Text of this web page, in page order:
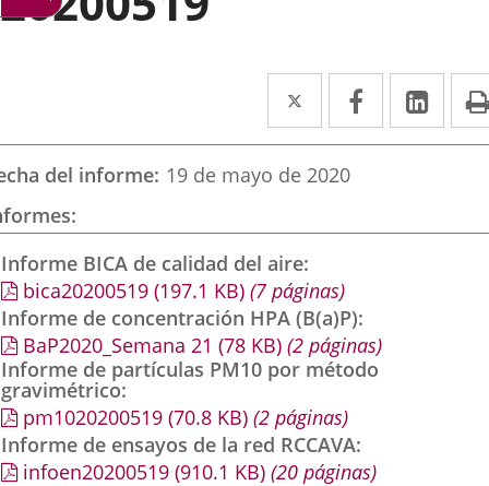
Twitter
Enlace
a
una
externa.
Facebook
Enlace
a
externa.
a
del informe 19 de mayo de 2020
Informe BICA de calidad del aire
bica20200519 (197.1 KB) (7 páginas)
Informe de concentración HPA (B(a)P)
BaP2020_Semana 21 (78 KB) (2 páginas)
Informe de partículas PM10 por método
gravimétrico
pm1020200519 (70.8 KB) (2 páginas)
Informe de ensayos de la red RCCAVA
infoen20200519 (910.1 KB) (20 páginas)